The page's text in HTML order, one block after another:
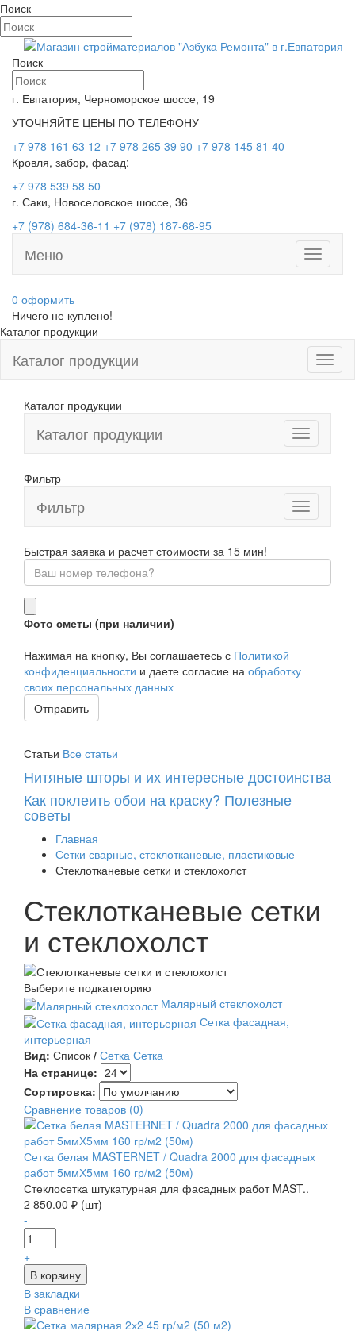
Поиск
Поиск
г. Евпатория, Черноморское шоссе, 19
УТОЧНЯЙТЕ ЦЕНЫ ПО ТЕЛЕФОНУ
+7 978 161 63 12 +7 978 265 39 90 +7 978 145 81 40
Кровля, забор, фасад:
+7 978 539 58 50
г. Саки, Новоселовское шоссе, 36
+7 (978) 684-36-11 +7 (978) 187-68-95
Toggle
Меню
0 оформить
Ничего не куплено!
Каталог продукции
Каталог продукции
Каталог продукции
Каталог продукции
Фильтр
Toggle
navigation
Фильтр
Быстрая заявка и расчет стоимости за 15 мин!
Фото сметы (при наличии)
Нажимая на кнопку, Вы соглашаетесь с Политикой
конфиденциальности и даете согласие на обработку
своих персональных данных
Отправить
Статьи Все статьи
Нитяные шторы и их интересные достоинства
Как поклеить обои на краску? Полезные
советы
Главная
Сетки сварные, стеклотканевые, пластиковые
Стеклотканевые сетки и стеклохолст
Стеклотканевые сетки
и стеклохолст
Выберите подкатегорию
Малярный стеклохолст
Сетка фасадная,
интерьерная
Вид: Список / Сетка Сетка
На странице:
Сортировка:
Сравнение товаров (0)
Сетка белая MASTERNET / Quadra 2000 для фасадных
работ 5ммХ5мм 160 гр/м2 (50м)
Стеклосетка штукатурная для фасадных работ MAST..
2 850.00 ₽ (шт)
-
+
В закладки
В сравнение